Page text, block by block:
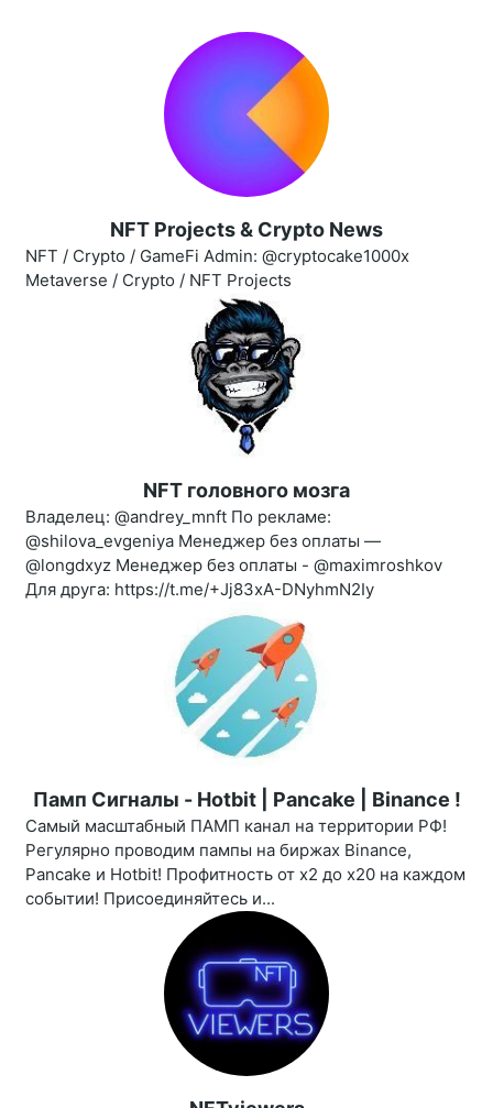
NFT Projects & Crypto News
NFT / Crypto / GameFi Admin: @cryptocake1000x
Metaverse / Crypto / NFT Projects
NFT головного мозга
Владелец: @andrey_mnft По рекламе:
@shilova_evgeniya Менеджер без оплаты —
@longdxyz Менеджер без оплаты - @maximroshkov
Для друга: https://t.me/+Jj83xA-DNyhmN2Iy
Памп Сигналы - Hotbit | Pancake | Binance !
Самый масштабный ПАМП канал на территории РФ!
Регулярно проводим пампы на биржах Binance,
Pancake и Hotbit! Профитность от х2 до х20 на каждом
событии! Присоединяйтесь и...